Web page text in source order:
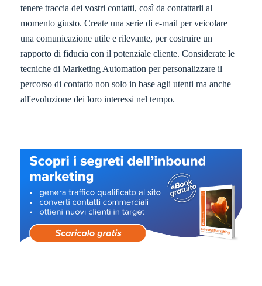
tenere traccia dei vostri contatti, così da contattarli al
momento giusto. Create una serie di e-mail per veicolare
una comunicazione utile e rilevante, per costruire un
rapporto di fiducia con il potenziale cliente. Considerate le
tecniche di Marketing Automation per personalizzare il
percorso di contatto non solo in base agli utenti ma anche
all'evoluzione dei loro interessi nel tempo.